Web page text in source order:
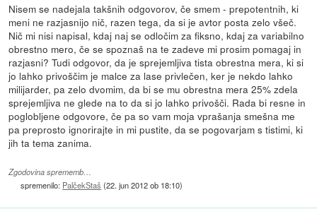
Nisem se nadejala takšnih odgovorov, če smem - prepotentnih, ki
meni ne razjasnijo nič, razen tega, da si je avtor posta zelo všeč.
Nič mi nisi napisal, kdaj naj se odločim za fiksno, kdaj za variabilno
obrestno mero, če se spoznaš na te zadeve mi prosim pomagaj in
razjasni? Tudi odgovor, da je sprejemljiva tista obrestna mera, ki si
jo lahko privoščim je malce za lase privlečen, ker je nekdo lahko
milijarder, pa zelo dvomim, da bi se mu obrestna mera 25% zdela
sprejemljiva ne glede na to da si jo lahko privošči. Rada bi resne in
poglobljene odgovore, če pa so vam moja vprašanja smešna me
pa preprosto ignorirajte in mi pustite, da se pogovarjam s tistimi, ki
jih ta tema zanima.
Zgodovina sprememb…
spremenilo: PalčekStaš (22. jun 2012 ob 18:10)